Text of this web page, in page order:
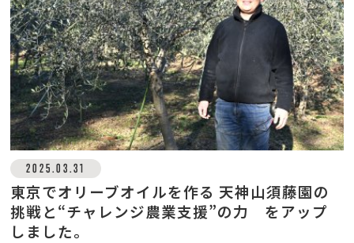
2025.03.31
東京でオリーブオイルを作る 天神山須藤園の
挑戦と“チャレンジ農業支援”の力 をアップ
しました。